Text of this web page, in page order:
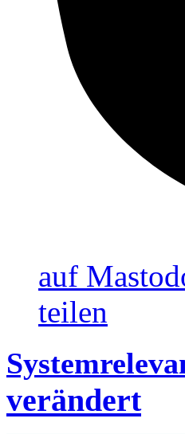
auf
teilen
verändert